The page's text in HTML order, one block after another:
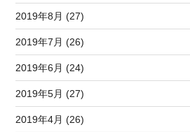
2019年8月 (27)
2019年7月 (26)
2019年6月 (24)
2019年5月 (27)
2019年4月 (26)